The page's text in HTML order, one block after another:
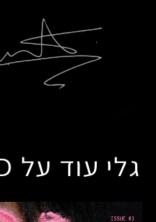
גלי עוד על M·A·C TREND